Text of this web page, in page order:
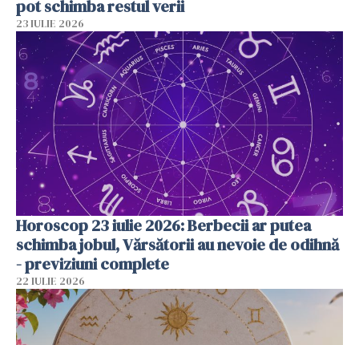
pot schimba restul verii
23 IULIE 2026
Horoscop 23 iulie 2026: Berbecii ar putea
schimba jobul, Vărsătorii au nevoie de odihnă
- previziuni complete
22 IULIE 2026